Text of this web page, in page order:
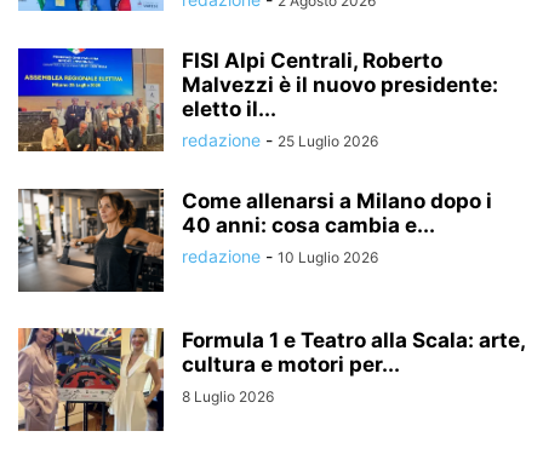
FISI Alpi Centrali, Roberto
Malvezzi è il nuovo presidente:
eletto il...
redazione - 25 Luglio 2026
Come allenarsi a Milano dopo i
40 anni: cosa cambia e...
redazione - 10 Luglio 2026
Formula 1 e Teatro alla Scala: arte,
cultura e motori per...
8 Luglio 2026